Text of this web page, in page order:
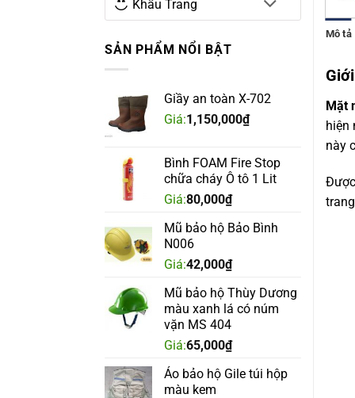
Khẩu Trang
SẢN PHẨM NỔI BẬT
Giầy an toàn X-702
Giá:1,150,000₫
Bình FOAM Fire Stop
chữa cháy Ô tô 1 Lit
Giá:80,000₫
Mũ bảo hộ Bảo Bình
N006
Giá:42,000₫
Mũ bảo hộ Thùy Dương
màu xanh lá có núm
vặn MS 404
Giá:65,000₫
Áo bảo hộ Gile túi hộp
màu kem
Mô tả
Mặt
hiện
này